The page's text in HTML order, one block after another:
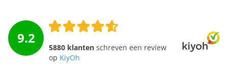
9.2
5880 klanten schreven een review
op KiyOh